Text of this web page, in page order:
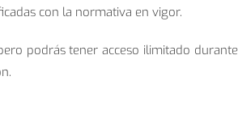
con la normativa en vigor.
podrás tener acceso ilimitado durante